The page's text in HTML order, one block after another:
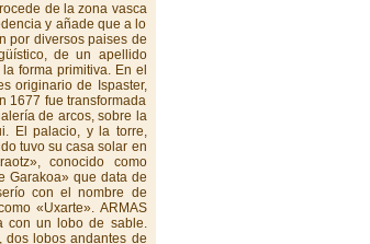
de la zona vasca
y añade que a lo
por diversos paises de
de un apellido
forma primitiva. En el
originario de Ispaster,
1677 fue transformada
de arcos, sobre la
El palacio, y la torre,
tuvo su casa solar en
conocido como
Garakoa» que data de
con el nombre de
«Uxarte». ARMAS
con un lobo de sable.
dos lobos andantes de